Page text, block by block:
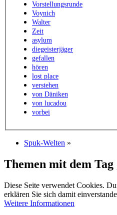
Vorstellungsrunde
Voynich
Walter
Zeit
asylum
diegeisterjäger
gefallen
hören
lost place
verstehen
von Däniken
von lucadou
vorbei
Spuk-Welten »
Themen mit dem Tag
Diese Seite verwendet Cookies.
erklären Sie sich damit
Weitere Informationen